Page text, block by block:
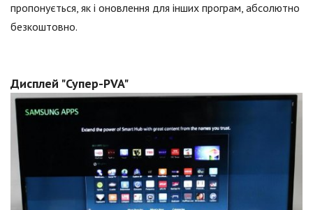
пропонується, як і оновлення для інших програм, абсолютно
безкоштовно.
Дисплей "Супер-PVA"